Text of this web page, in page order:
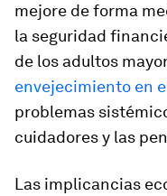
mejore de forma
la seguridad
de los adultos
envejecimiento en
problemas
cuidadores y las
Las implicancias